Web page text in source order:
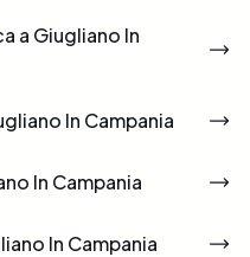
a Giugliano In
In Campania
In Campania
In Campania